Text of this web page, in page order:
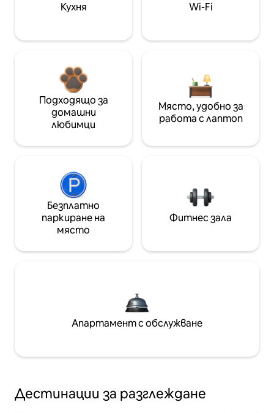
Кухня Wi-Fi
Подходящо за
домашни
любимци
Място, удобно за
работа с лаптоп
Безплатно
паркиране на
място
Фитнес зала
Апартамент с обслужване
Дестинации за разглеждане